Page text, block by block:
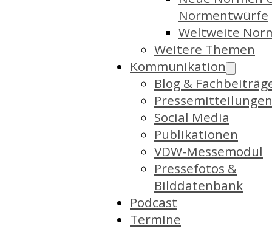
Normentwürfe
Weltweite
Weitere Themen
Kommunikation
Blog &
Pressemitteilungen
Social Media
Publikationen
VDW-Messemodul
Pressefotos &
Bilddatenbank
Podcast
Termine